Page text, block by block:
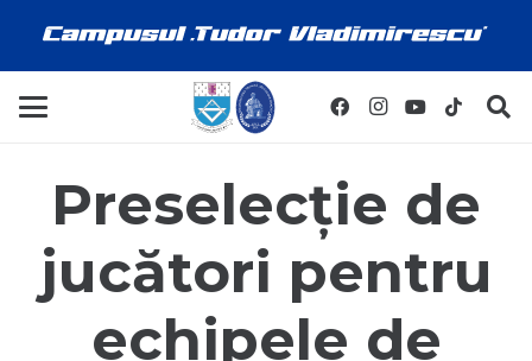
Preselecție de
jucători pentru
echipele de